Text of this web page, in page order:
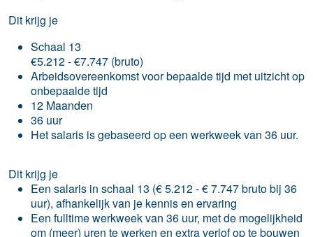
Dit krijg je
Schaal 13
€5.212 - €7.747 (bruto)
Arbeidsovereenkomst voor bepaalde tijd met uitzicht op
onbepaalde tijd
12 Maanden
36 uur
Het salaris is gebaseerd op een werkweek van 36 uur.
Dit krijg je
Een salaris in schaal 13 (€ 5.212 - € 7.747 bruto bij 36
uur), afhankelijk van je kennis en ervaring
Een fulltime werkweek van 36 uur, met de mogelijkheid
om (meer) uren te werken en extra verlof op te bouwen